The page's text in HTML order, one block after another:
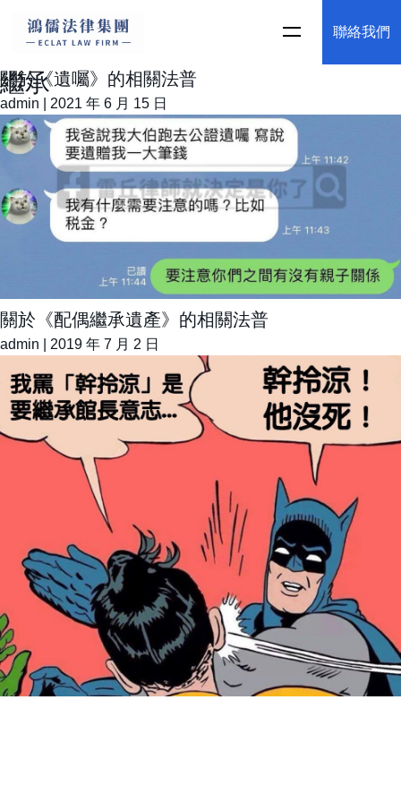
聯絡我們
繼承
關於《遺囑》的相關法普
admin 2021 年 6 月 15 日
關於《配偶繼承遺產》的相關法普
admin 2019 年 7 月 2 日